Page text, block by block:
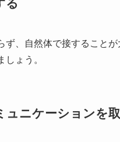
る
ず、自然体で接すること
しょう。
ュニケーションを